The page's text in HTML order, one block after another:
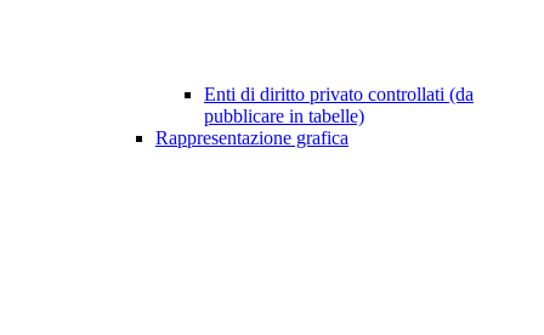
Enti di diritto privato controllati (da
pubblicare in tabelle)
Rappresentazione grafica